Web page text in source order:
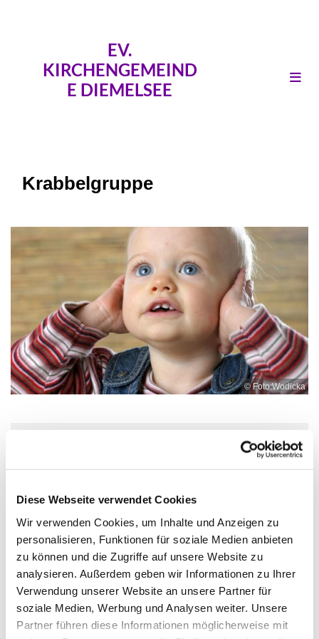
Diese Webseite verwendet Cookies
Wir verwenden Cookies, um Inhalte und Anzeigen zu
personalisieren, Funktionen für soziale Medien anbieten
zu können und die Zugriffe auf unsere Website zu
analysieren. Außerdem geben wir Informationen zu Ihrer
Verwendung unserer Website an unsere Partner für
soziale Medien, Werbung und Analysen weiter. Unsere
Partner führen diese Informationen möglicherweise mit
EV.
KIRCHENGEMEIND
E DIEMELSEE
Krabbelgruppe
© Foto:Wodicka
Dienstag, 10. November 2026, 15:00
KiTa Tulpenweg, Tulpenweg